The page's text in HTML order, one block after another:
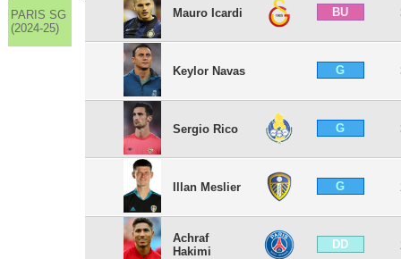
PARIS SG
(2024-25)
Mauro Icardi BU
Keylor Navas G
Sergio Rico G
Illan Meslier G
Achraf
Hakimi
DD